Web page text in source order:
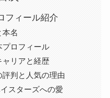
フィール紹介
名
ロフィール
リアと経歴
判と人気の理由
スターズへの愛